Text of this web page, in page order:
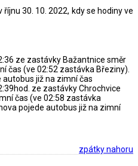
30. 10. 2022, kdy se hodiny ve
ze zastávky Bažantnice směr
čas (ve 02:52 zastávka Březiny).
autobus již na zimní čas
ze zastávky Chrochvice
čas (ve 02:58 zastávka
pojede autobus již na zimní
zpátky nahoru